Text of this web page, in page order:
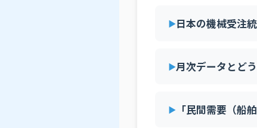
2006年日本の機械受注
月次データとど
「民間需要（船